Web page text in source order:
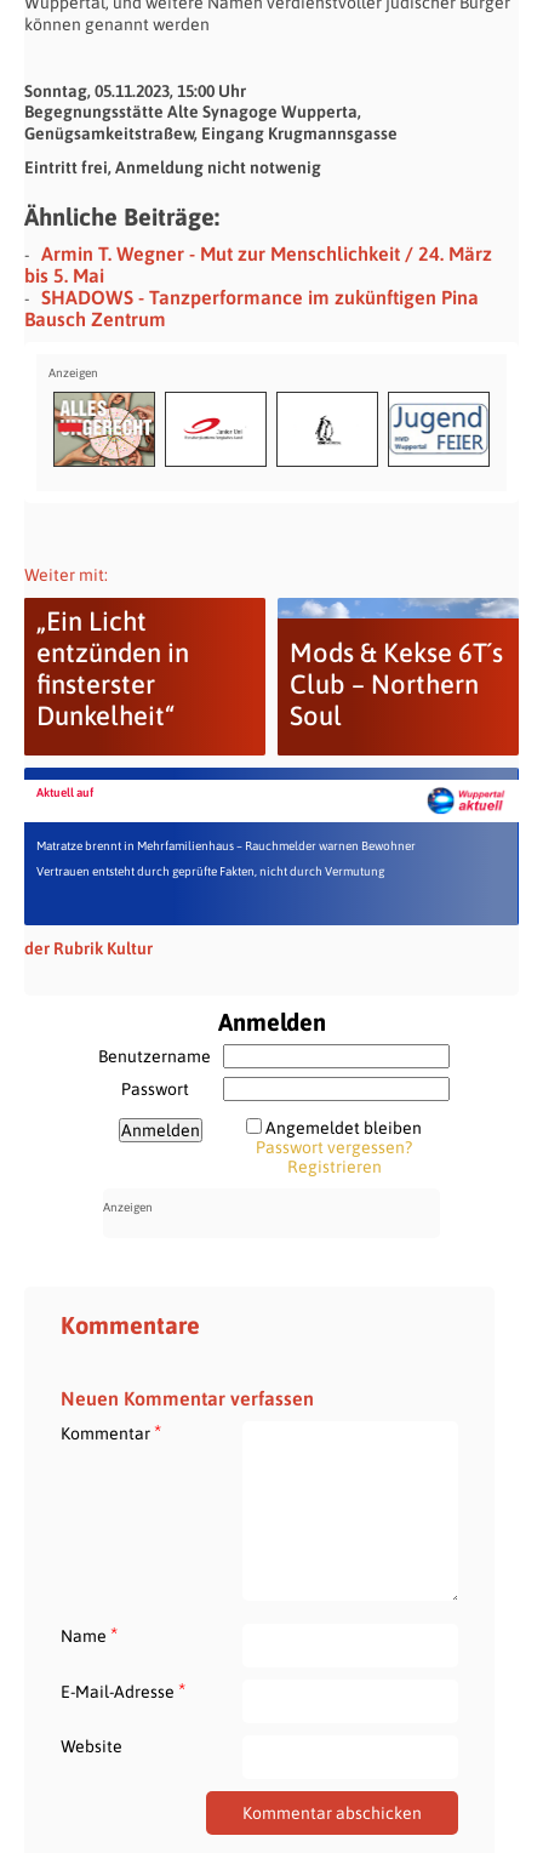
können genannt werden
Sonntag, 05.11.2023, 15:00 Uhr
Begegnungsstätte Alte Synagoge Wupperta,
Genügsamkeitstraßew, Eingang Krugmannsgasse
Eintritt frei, Anmeldung nicht notwenig
Ähnliche Beiträge:
Armin T. Wegner - Mut zur Menschlichkeit / 24. März
bis 5. Mai
SHADOWS - Tanzperformance im zukünftigen Pina
Bausch Zentrum
Weiter mit:
„Ein Licht
entzünden in
finsterster
Dunkelheit“
Mods & Kekse 6T´s
Club – Northern
Soul
Aktuell auf
Matratze brennt in Mehrfamilienhaus – Rauchmelder warnen Bewohner
Vertrauen entsteht durch geprüfte Fakten, nicht durch Vermutung
der Rubrik Kultur
Anmelden
Benutzername
Passwort
Angemeldet bleiben
Passwort vergessen?
Registrieren
Kommentare
Neuen Kommentar verfassen
Kommentar*
Name *
E-Mail-Adresse *
Website